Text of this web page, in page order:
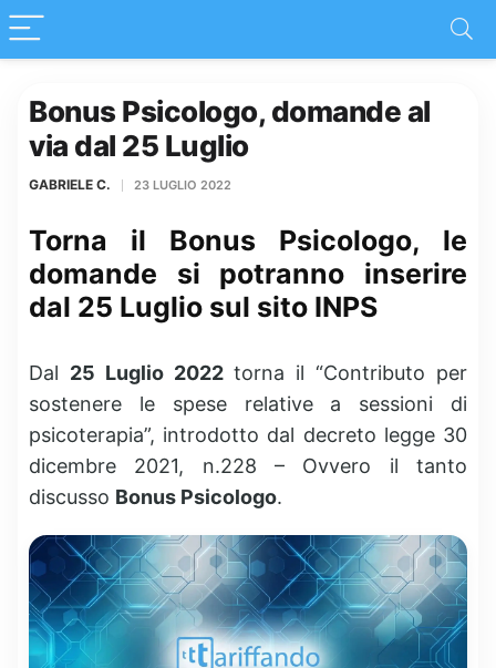
Bonus Psicologo, domande al
via dal 25 Luglio
GABRIELE C. 23 LUGLIO 2022
Torna il Bonus Psicologo, le
domande si potranno inserire
dal 25 Luglio sul sito INPS
Dal 25 Luglio 2022torna il “Contributo per
sostenere le spese relative a sessioni di
psicoterapia”, introdotto dal decreto legge 30
dicembre 2021, n.228 – Ovvero il tanto
discusso Bonus Psicologo.